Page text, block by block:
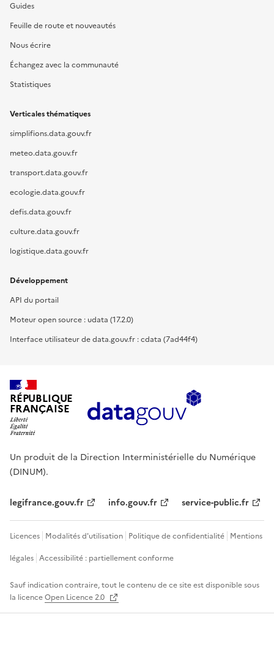
Guides
Feuille de route et nouveautés
Nous écrire
Échangez avec la communauté
Statistiques
Verticales thématiques
simplifions.data.gouv.fr
meteo.data.gouv.fr
transport.data.gouv.fr
ecologie.data.gouv.fr
defis.data.gouv.fr
culture.data.gouv.fr
logistique.data.gouv.fr
Développement
API du portail
Moteur open source : udata (17.2.0)
Interface utilisateur de data.gouv.fr : cdata (7ad44f4)
RÉPUBLIQUE
FRANÇAISE
Un produit de la Direction Interministérielle du Numérique
(DINUM).
legifrance.gouv.fr info.gouv.fr service-public.fr
Licences Modalités d'utilisation Politique de confidentialité Mentions
légales Accessibilité : partiellement conforme
Sauf indication contraire, tout le contenu de ce site est disponible sous
la licenceOpen Licence 2.0